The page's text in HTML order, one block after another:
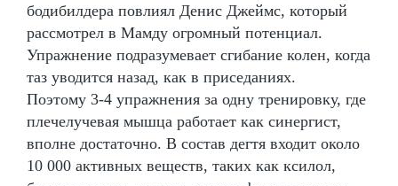
бодибилдера повлиял Денис Джеймс, который
рассмотрел в Мамду огромный потенциал.
Упражнение подразумевает сгибание колен, когда
таз уводится назад, как в приседаниях.
Поэтому 3-4 упражнения за одну тренировку, где
плечелучевая мышца работает как синергист,
вполне достаточно. В состав дегтя входит около
10 000 активных веществ, таких как ксилол,